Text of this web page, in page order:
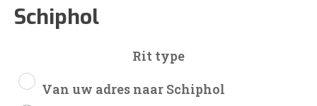
Schiphol
Rit type
Van uw adres naar Schiphol